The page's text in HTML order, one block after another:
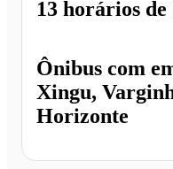
Ônibus com
Xingu,
Horizonte
13 horários de